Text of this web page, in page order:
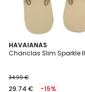
HAVAIANAS
Chanclas Slim Sparkle II
34.99 €
29.74 € -15%